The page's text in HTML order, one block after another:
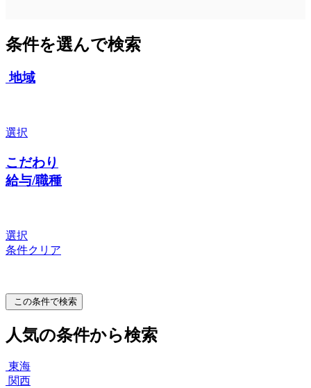
条件を選んで検索
地域
選択
こだわり
給与/職種
選択
条件クリア
この条件で検索
人気の条件から検索
東海
関西